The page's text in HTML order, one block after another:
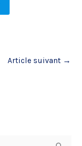
Article suivant →